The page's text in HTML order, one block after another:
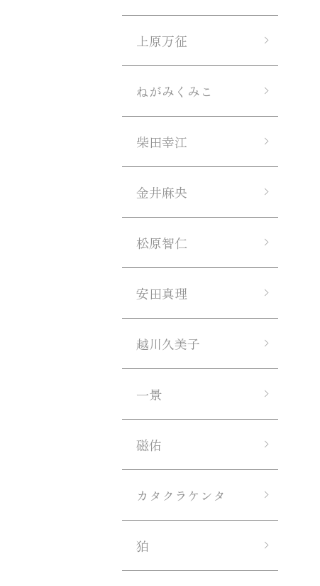
上原万征
ねがみくみこ
柴田幸江
金井麻央
松原智仁
安田真理
越川久美子
一景
磁佑
カタクラケンタ
狛